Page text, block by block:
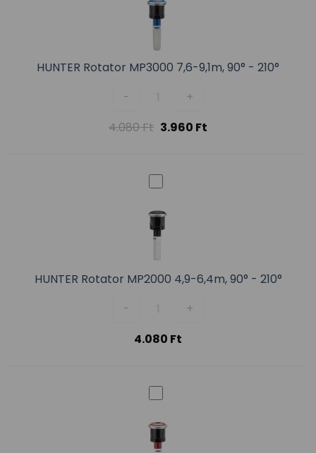
HUNTER Rotator MP3000 7,6-9,1m, 90° - 210°
-
+
4.080Ft 3.960 Ft
HUNTER Rotator MP2000 4,9-6,4m, 90° - 210°
-
+
4.080 Ft